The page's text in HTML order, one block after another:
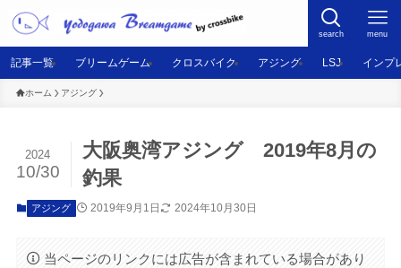
search menu
記事一覧 ブリームゲーム クロスバイク アジング LSJ インプ
ホーム アジング
大阪奥湾アジング 2019年8月の
釣果
2024
10/30
アジング 2019年9月1日 2024年10月30日
当ページのリンクには広告が含まれている場合があり